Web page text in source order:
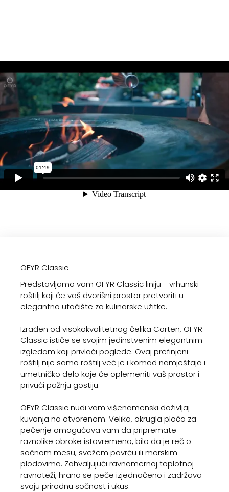
OFYR Classic
Predstavljamo vam OFYR Classic liniju - vrhunski
roštilj koji će vaš dvorišni prostor pretvoriti u
elegantno utočište za kulinarske užitke.
Izrađen od visokokvalitetnog čelika Corten, OFYR
Classic ističe se svojim jedinstvenim elegantnim
izgledom koji privlači poglede. Ovaj prefinjeni
roštilj nije samo roštilj već je i komad namještaja i
umetničko delo koje će oplemeniti vaš prostor i
privući pažnju gostiju.
OFYR Classic nudi vam višenamenski doživljaj
kuvanja na otvorenom. Velika, okrugla ploča za
pečenje omogućava vam da pripremate
raznolike obroke istovremeno, bilo da je reč o
sočnom mesu, svežem povrću ili morskim
plodovima. Zahvaljujući ravnomernoj toplotnoj
ravnoteži, hrana se peče izjednačeno i zadržava
svoju prirodnu sočnost i ukus.